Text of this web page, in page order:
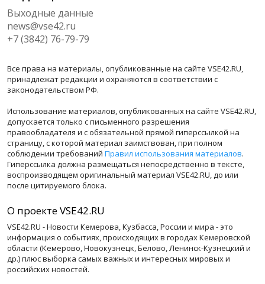
Выходные данные
news@vse42.ru
+7 (3842) 76-79-79
Все права на материалы, опубликованные на сайте VSE42.RU,
принадлежат редакции и охраняются в соответствии с
законодательством РФ.
Использование материалов, опубликованных на сайте VSE42.RU,
допускается только с письменного разрешения
правообладателя и с обязательной прямой гиперссылкой на
страницу, с которой материал заимствован, при полном
соблюдении требований Правил использования материалов.
Гиперссылка должна размещаться непосредственно в тексте,
воспроизводящем оригинальный материал VSE42.RU, до или
после цитируемого блока.
О проекте VSE42.RU
VSE42.RU - Новости Кемерова, Кузбасса, России и мира - это
информация о событиях, происходящих в городах Кемеровской
области (Кемерово, Новокузнецк, Белово, Ленинск-Кузнецкий и
др.) плюс выборка самых важных и интересных мировых и
российских новостей.